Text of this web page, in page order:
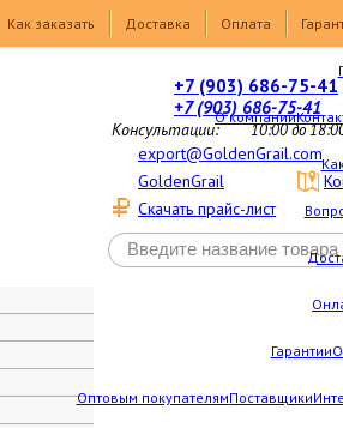
Как заказать Доставка Оплата
О компании
Гарантии
Оптовым покупателямПоставщики
+7 (903) 686-75-41
+7 (903) 686-75-41
Консультации: 10:00 до
export@GoldenGrail.com
GoldenGrail
Скачать прайс-лист